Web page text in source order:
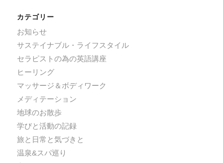
カテゴリー
お知らせ
サステイナブル・ライフスタイル
セラピストの為の英語講座
ヒーリング
マッサージ＆ボディワーク
メディテーション
地球のお散歩
学びと活動の記録
旅と日常と気づきと
温泉&スパ巡り